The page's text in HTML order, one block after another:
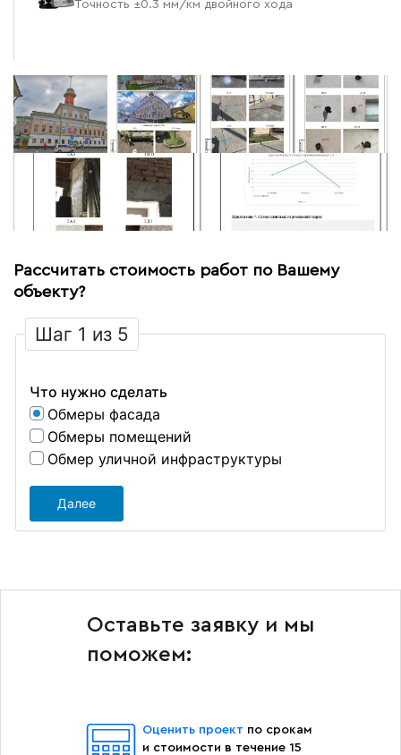
Точность ±0.3 мм/км двойного хода
Рассчитать стоимость работ по Вашему
объекту?
Шаг 1 из 5
Что нужно сделать
Обмеры фасада
Обмеры помещений
Обмер уличной инфраструктуры
Далее
Оставьте заявку и мы
поможем:
Оценить проект по срокам
и стоимости в течение 15